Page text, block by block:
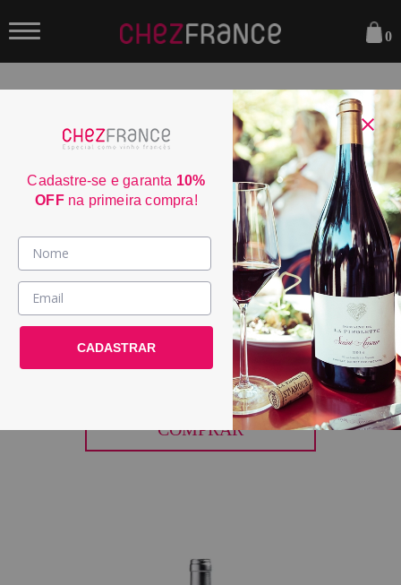
Vinhos >
País / Região >
Le Club >
0
ORDENAR POR:
Vignerons Propriétés Associés
Mazeran...
POR:R$ 199,00
COMPRAR
Cadastre-se e garanta 10%
OFFna primeira compra!
CADASTRAR